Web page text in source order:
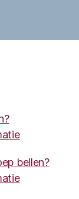
bellen?